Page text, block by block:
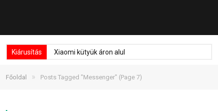
Kiárusítás Xiaomi kütyük áron alul
Főoldal » Posts Tagged "Messenger" (Page 7)